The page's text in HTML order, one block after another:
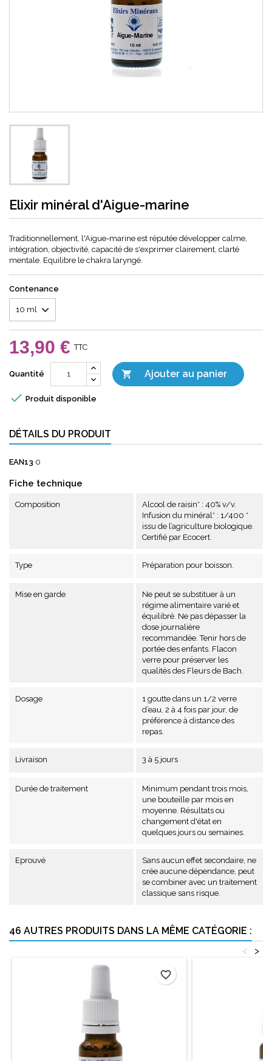
Elixir minéral d'Aigue-marine
Traditionnellement, l'Aigue-marine est réputée développer calme,
intégration, objectivité, capacité de s'exprimer clairement, clarté
mentale. Equilibre le chakra laryngé.
Contenance
13,90 € TTC
Quantité  Ajouter au panier
 Produit disponible
DÉTAILS DU PRODUIT
EAN13 0
Fiche technique
Composition
Alcool de raisin* : 40% v/v.
Infusion du minéral* : 1/400 *
issu de l’agriculture biologique.
Certifié par Ecocert.
Type Préparation pour boisson.
Mise en garde
Ne peut se substituer à un
régime alimentaire varié et
équilibré. Ne pas dépasser la
dose journalière
recommandée. Tenir hors de
portée des enfants. Flacon
verre pour préserver les
qualités des Fleurs de Bach.
Dosage
1 goutte dans un 1/2 verre
d’eau, 2 à 4 fois par jour, de
préférence à distance des
repas.
Livraison 3 à 5 jours
Durée de traitement
Minimum pendant trois mois,
une bouteille par mois en
moyenne. Résultats ou
changement d'état en
quelques jours ou semaines.
Eprouvé
Sans aucun effet secondaire, ne
crée aucune dépendance, peut
se combiner avec un traitement
classique sans risque.
46 AUTRES PRODUITS DANS LA MÊME CATÉGORIE :
>
<
favorite_border